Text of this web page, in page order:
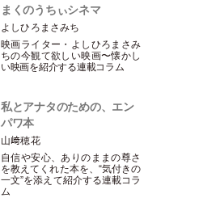
まくのうちぃシネマ
よしひろまさみち
映画ライター ・ よしひろまさみ
ちの今観て欲しい映画〜懐かし
い映画を紹介する連載コラム
私とアナタのための、エン
パワ本
山﨑穂花
自信や安心、ありのままの尊さ
を教えてくれた本を、“気付きの
一文”を添えて紹介する連載コラ
ム